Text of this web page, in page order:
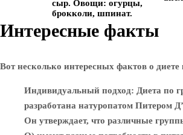
сыр. Овощи: огурцы,
брокколи, шпинат.
Интересные факты
Вот несколько интересных фактов о диете
Индивидуальный подход: Диета по
разработана натуропатом Питером
Он утверждает, что различные